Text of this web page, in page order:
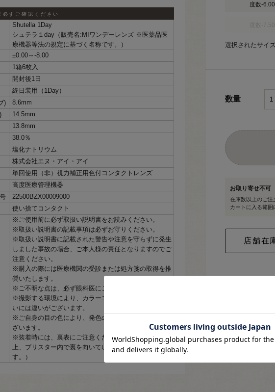
ずご確認ください
Shutella 1Day
シュテラ１day（販売名:MIワンデーレンズ ※医薬品医
療機器等法の規定に基づく名称です。）
±0.00～‐8.00
1箱6枚入
開封後1日
終日装用（1Day）
)
8.6mm
14.5mm
13.8mm
38.0％
塩化ナトリウム
株式会社エヌ・アイ・アイ
単回使用（非）視力補正用色付コンタクトレンズ
高度医療管理機器
22500BZX00009000
使い捨てコンタクト
※ご使用前に必ず取扱い説明書をお読みください。
※取扱い説明書の記載事項は必ずお守りください。
※取扱い説明書に記載された警告や注意を守らずに発生
しました事故の場合、ご本人様の責任となりますのでご
注意ください。
※購入の際には医療機関の受診または処方箋の取得を推
奨いたします。
※ご不明な点は、必ず眼科医にご相談ください。
※撮影する環境により、カラーコンタクトの発色の度合
いには違いがございます。
※ご自身の目の色により、発色の度合いには個人差がご
ざいます。
※装着時には、裏表にご注意ください。（商品の特性
上、ブリスター内で裏を向いているものがございま
す。）
度数-6.00
選択されたサイ
数量
お取り寄せ不可
在庫数以上のご注
カートに入る範囲